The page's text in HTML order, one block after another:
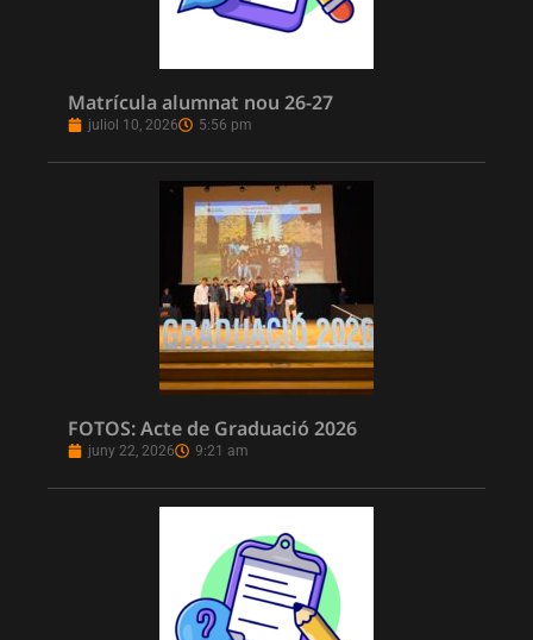
Matrícula alumnat nou 26-27
juliol 10, 2026 5:56 pm
FOTOS: Acte de Graduació 2026
juny 22, 2026 9:21 am